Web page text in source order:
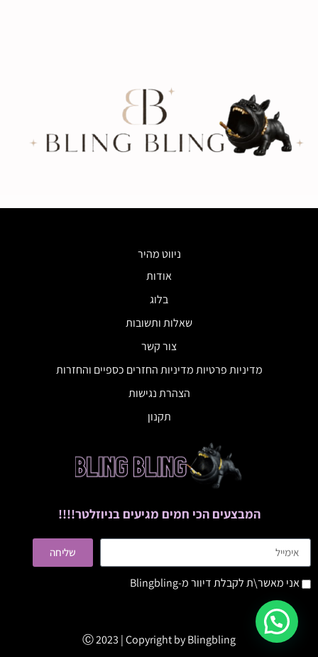
ניווט מהיר
אודות
בלוג
שאלות ותשובות
צור קשר
מדיניות פרטיות מדיניות החזרים כספיים והחזרות
הצהרת נגישות
תקנון
המבצעים הכי חמים מגיעים בניוזלטר!!!!
אני מאשר\ת לקבלת דיוור מ-Blingbling
שליחה
Ⓒ 2023 | Copyright byBlingbling